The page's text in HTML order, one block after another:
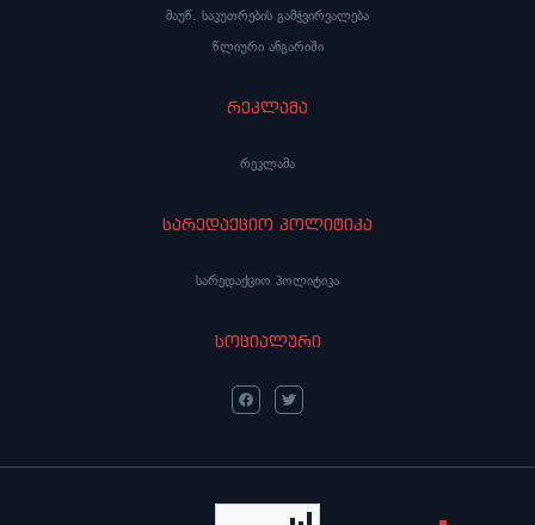
მაუწ. საკუთრების გამჭვირვალება
წლიური ანგარიში
რეკლამა
რეკლამა
სარედაქციო პოლიტიკა
სარედაქციო პოლიტიკა
სოციალური